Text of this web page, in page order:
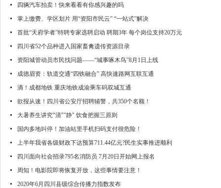
四辆汽车拍卖！快来看看有你感兴趣的吗
掌上缴费、学区划片 用“资阳市民云” “一站式”解决
首批“天府学者”特聘专家选聘启动 聘期3年 每个岗位支持20万元
四川省52个品种进入国家畜禽遗传资源目录
资阳城管动员市民找问题——“城事啄木鸟”8月1日上线
成德眉资：轨道交通“四铁融合” 高快速路网互联互通
滴！成都地铁 重庆地铁成渝乘车码双城互通
欲报从速！四川省公安厅招聘辅警，共350个名额！
大暑养生讲究"清""静" 饮食把握三原则
国内多地叫停！加油站里手机扫码支付很危险！
上半年我省各级财政下达预算711.44亿元?民生实事推进顺利
四川面向社会招录795名消防员 7月20日开始网上报名
周知！电影院即将恢复开放，这些事情要注意！
2020年6月四川县级综合传播力指数发布